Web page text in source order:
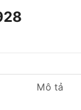
Mô tả